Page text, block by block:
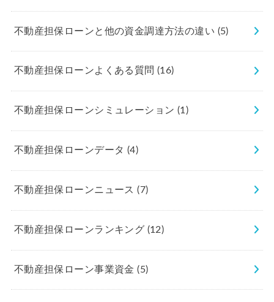
不動産担保ローンと他の資金調達方法の違い (5)
不動産担保ローンよくある質問(16)
不動産担保ローンシミュレーション (1)
不動産担保ローンデータ (4)
不動産担保ローンニュース(7)
不動産担保ローンランキング (12)
不動産担保ローン事業資金(5)